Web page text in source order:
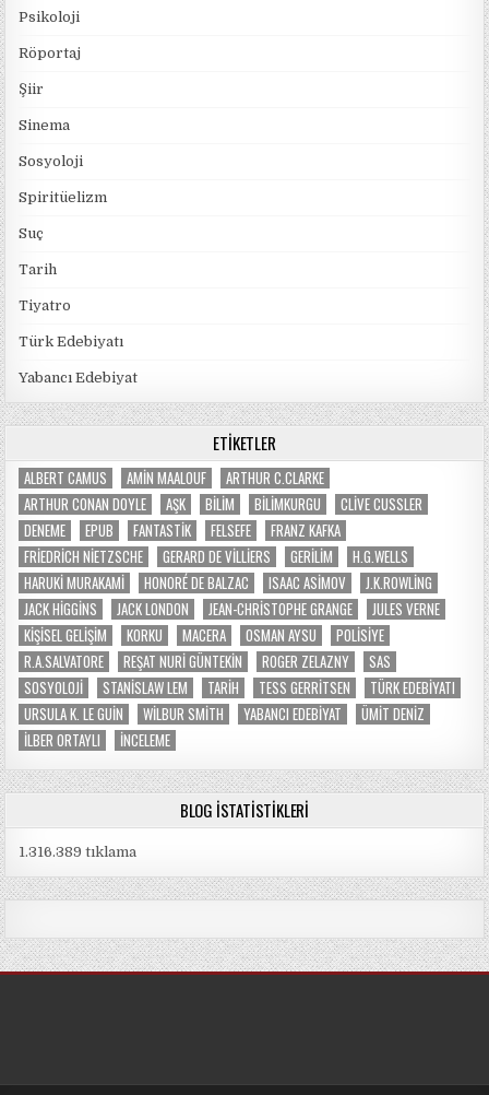
Psikoloji
Röportaj
Şiir
Sinema
Sosyoloji
Spiritüelizm
Suç
Tarih
Tiyatro
Türk Edebiyatı
Yabancı Edebiyat
ETIKETLER
ALBERT CAMUS AMIN MAALOUF
ARTHUR C.CLARKE
ARTHUR CONAN DOYLE
AŞK BILIM BILIMKURGU
CLIVE CUSSLER
DENEME
EPUB FANTASTIK FELSEFE
FRANZ KAFKA
FRIEDRICH NIETZSCHE
GERARD DE VILLIERS GERILIM
H.G.WELLS
HARUKI MURAKAMI
HONORÉ DE BALZAC ISAAC ASIMOV
J.K.ROWLING
JACK HIGGINS
JACK LONDON JEAN-CHRISTOPHE GRANGE
JULES VERNE
KIŞISEL GELIŞIM
KORKU MACERA OSMAN AYSU
POLISIYE
R.A.SALVATORE
REŞAT NURI GÜNTEKIN ROGER ZELAZNY
SAS
SOSYOLOJI
STANISLAW LEM TARIH TESS GERRITSEN
TÜRK EDEBIYATI
URSULA K. LE GUIN
WILBUR SMITH YABANCI EDEBIYAT
ÜMIT DENIZ
İLBER ORTAYLI
İNCELEME
BLOG İSTATISTIKLERI
1.316.389 tıklama